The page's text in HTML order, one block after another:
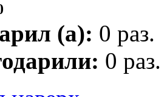
(а): 0 раз.
0 раз.